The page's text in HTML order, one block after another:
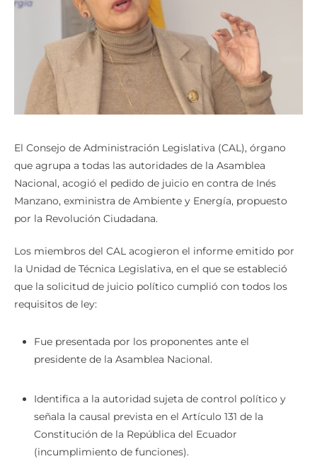
El Consejo de Administración Legislativa (CAL), órgano
que agrupa a todas las autoridades de la Asamblea
Nacional, acogió el pedido de juicio en contra de Inés
Manzano, exministra de Ambiente y Energía, propuesto
por la Revolución Ciudadana.
Los miembros del CAL acogieron el informe emitido por
la Unidad de Técnica Legislativa, en el que se estableció
que la solicitud de juicio político cumplió con todos los
requisitos de ley:
Fue presentada por los proponentes ante el
presidente de la Asamblea Nacional.
Identifica a la autoridad sujeta de control político y
señala la causal prevista en el Artículo 131 de la
Constitución de la República del Ecuador
(incumplimiento de funciones).